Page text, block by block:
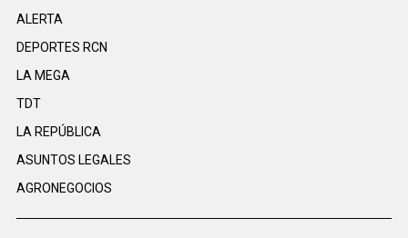
ALERTA
DEPORTES RCN
LA MEGA
TDT
LA REPÚBLICA
ASUNTOS LEGALES
AGRONEGOCIOS